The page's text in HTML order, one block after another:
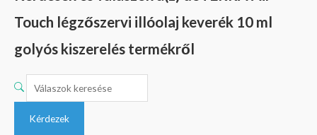
Touch légzőszervi illóolaj keverék 10 ml
golyós kiszerelés termékről
Kérdezek